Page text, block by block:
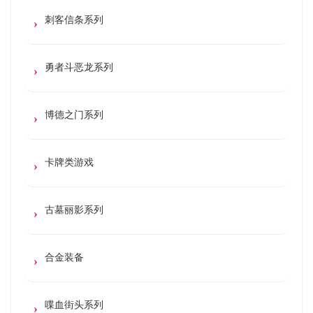
刺客信条系列
勇者斗恶龙系列
博德之门系列
卡牌类游戏
古墓丽影系列
合金装备
喋血街头系列